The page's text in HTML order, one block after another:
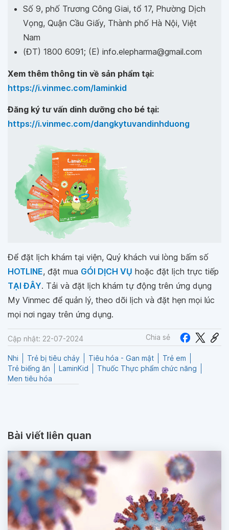
Số 9, phố Trương Công Giai, tổ 17, Phường Dịch
Vọng, Quận Cầu Giấy, Thành phố Hà Nội, Việt
Nam
(ĐT) 1800 6091; (E) info.elepharma@gmail.com
Xem thêm thông tin về sản phẩm tại:
https://i.vinmec.com/laminkid
Đăng ký tư vấn dinh dưỡng cho bé tại:
https://i.vinmec.com/dangkytuvandinhduong
Để đặt lịch khám tại viện, Quý khách vui lòng bấm số
HOTLINE, đặt mua GÓI DỊCH VỤ hoặc đặt lịch trực tiếp
TẠI ĐÂY. Tải và đặt lịch khám tự động trên ứng dụng
My Vinmec để quản lý, theo dõi lịch và đặt hẹn mọi lúc
mọi nơi ngay trên ứng dụng.
Cập nhật: 22-07-2024 Chia sẻ
Nhi Trẻ bị tiêu chảy Tiêu hóa - Gan mật
Trẻ em
Trẻ biếng ăn
LaminKid
Thuốc Thực phẩm chức năng
Men tiêu hóa
Bài viết liên quan